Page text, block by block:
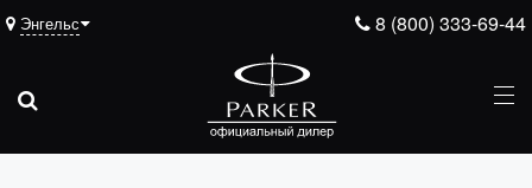
8 (800) 333-69-44
Энгельс